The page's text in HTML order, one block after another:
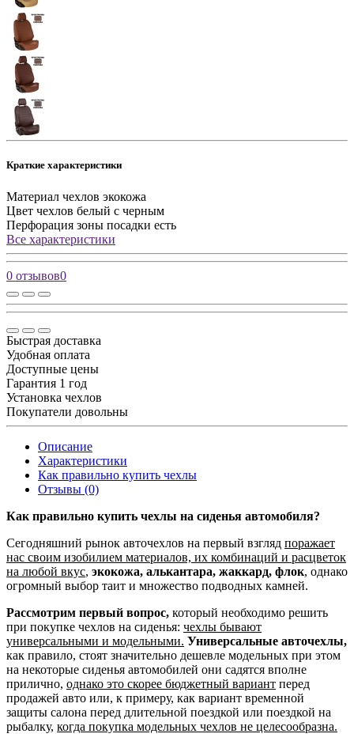
Краткие характеристики
Материал чехлов экокожа
Цвет чехлов белый с черным
Перфорация зоны посадки есть
Все характеристики
0 отзывов0
Быстрая доставка
Удобная оплата
Доступные цены
Гарантия 1 год
Установка чехлов
Покупатели довольны
Описание
Характеристики
Как правильно купить чехлы
Отзывы (0)
Как правильно купить чехлы на сиденья автомобиля?
Сегодняшний рынок авточехлов на первый взгляд поражает
нас своим изобилием материалов, их комбинаций и расцветок
на любой вкус, экокожа, алькантара, жаккард, флок, однако
огромный выбор таит и множество подводных камней.
Рассмотрим первый вопрос, который необходимо решить
при покупке чехлов на сиденья: чехлы бывают
универсальными и модельными. Универсальные авточехлы,
как правило, стоят значительно дешевле модельных при этом
на некоторые сиденья автомобилей они садятся вполне
прилично, однако это скорее бюджетный вариант перед
продажей авто или, к примеру, как вариант временной
защиты салона перед длительной поездкой или поездкой на
рыбалку, когда покупка модельных чехлов не целесообразна.